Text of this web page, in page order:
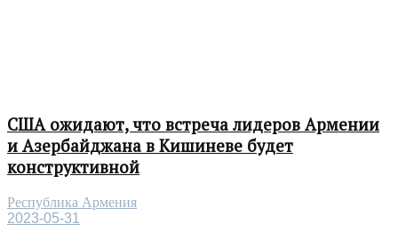
США ожидают, что встреча лидеров Армении
и Азербайджана в Кишиневе будет
конструктивной
Республика Армения
2023-05-31